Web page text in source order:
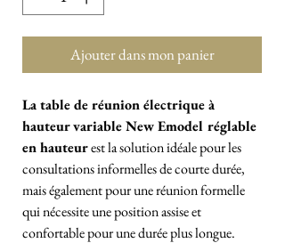
Ajouter dans mon panier
La table de réunion électrique à
hauteur variable New Emodel réglable
en hauteurest la solution idéale pour les
consultations informelles de courte durée,
mais également pour une réunion formelle
qui nécessite une position assise et
confortable pour une durée plus longue.